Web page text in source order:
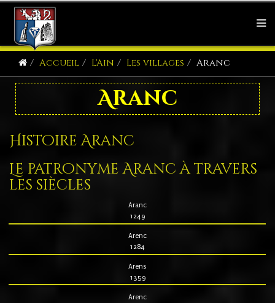
Accueil L'Ain Les villages Aranc
Aranc
Histoire Aranc
Le patronyme Aranc à travers
les siècles
Aranc
1249
Arenc
1284
Arens
1359
Arenc